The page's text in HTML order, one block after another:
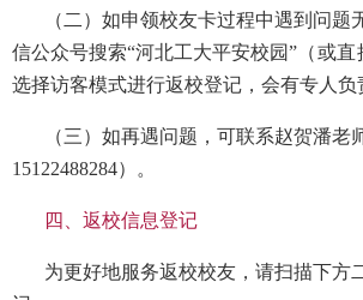
（二）如申领校友卡过程中遇到问题
信公众号搜索“河北工大平安校园” （或
选择访客模式进行返校登记，会有专人负
（三）如再遇问题，可联系赵贺潘老
15122488284）。
四、返校信息登记
为更好地服务返校校友，请扫描下方